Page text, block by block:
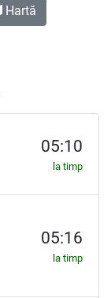
Hartă
05:10
la timp
05:16
la timp